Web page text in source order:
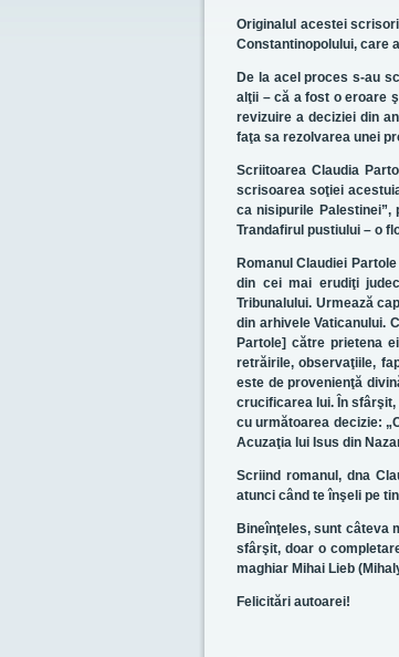
Originalul acestei
Constantinopolului, care
De la acel proces s-au
alţii – că a fost o eroare
revizuire a deciziei din
faţa sa rezolvarea unei
Scriitoarea Claudia
scrisoarea soţiei
ca nisipurile
Trandafirul pustiului – o
Romanul Claudiei
din cei mai erudiţi
Tribunalului. Urmează
din arhivele Vaticanului.
Partole] către prietena
retrăirile, observaţiile,
este de provenienţă
crucificarea lui. În
cu următoarea decizie:
Acuzaţia lui Isus din
Scriind romanul, dna
atunci când te înşeli pe
Bineînţeles, sunt câteva
sfârşit, doar o
maghiar Mihai Lieb
Felicitări autoarei!